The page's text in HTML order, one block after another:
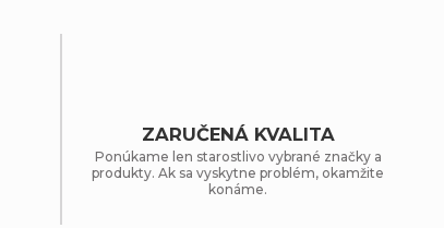
ZARUČENÁ KVALITA
Ponúkame len starostlivo vybrané značky a
produkty. Ak sa vyskytne problém, okamžite
konáme.